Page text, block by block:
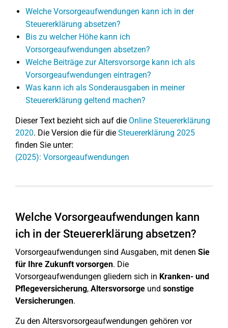
Welche Vorsorgeaufwendungen kann ich in der
Steuererklärung absetzen?
Bis zu welcher Höhe kann ich
Vorsorgeaufwendungen absetzen?
Welche Beiträge zur Altersvorsorge kann ich als
Vorsorgeaufwendungen eintragen?
Was kann ich als Sonderausgaben in meiner
Steuererklärung geltend machen?
Dieser Text bezieht sich auf die Online Steuererklärung
2020. Die Version die für die Steuererklärung 2025
finden Sie unter:
(2025): Vorsorgeaufwendungen
Welche Vorsorgeaufwendungen kann
ich in der Steuererklärung absetzen?
Vorsorgeaufwendungen sind Ausgaben, mit denen Sie
für Ihre Zukunft vorsorgen. Die
Vorsorgeaufwendungen gliedern sich in Kranken- und
Pflegeversicherung, Altersvorsorge und sonstige
Versicherungen.
Zu den Altersvorsorgeaufwendungen gehören vor